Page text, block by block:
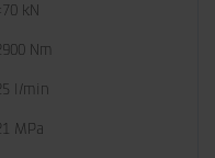
kN
Nm
l/min
MPa